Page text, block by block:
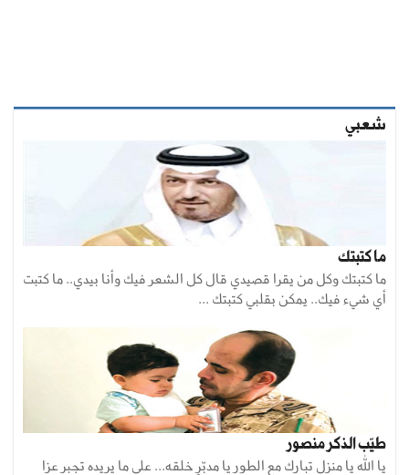
شعبي
ما كتبتك
ما كتبتك وكل من يقرا قصيدي قال كل الشعر فيك وأنا بيدي.. ما كتبت
أي شيء فيك.. يمكن بقلبي كتبتك ...
طيّب الذكر منصور
يا الله يا منزل تبارك مع الطور يا مدبّرٍ خلقه... على ما يريده تجبر عزا